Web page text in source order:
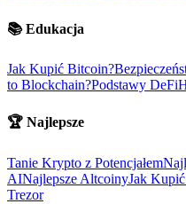
📚 Edukacja
Jak Kupić Bitcoin?
to Blockchain?Podstawy DeFi
🏆 Najlepsze
Tanie Krypto z Potencjałem
AINajlepsze AltcoinyJak
Trezor